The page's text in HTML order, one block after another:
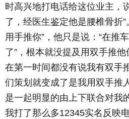
时高兴地打电话给这位业主，
了，经医生鉴定他是腰椎骨折
用手推你”，他只是说：“在推
了”，根本就没提及用双手推
在第一时间都没有说我有双手
们策划就变成了是我用双手推
是一起明显的由上下联合对我
我打了那么多12345实名反映